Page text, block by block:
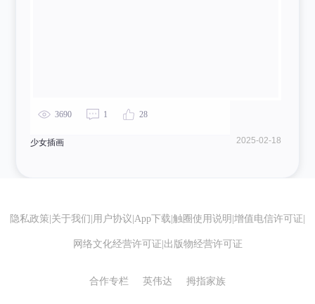
3690 1 28
少女插画 2025-02-18
隐私政策 关于我们 用户协议 App下载 触圈使用说明 增值电信许可证
网络文化经营许可证 出版物经营许可证
合作专栏 英伟达 拇指家族